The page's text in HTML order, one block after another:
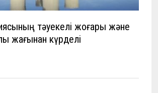
тәуекелі жоғары және
жағынан күрделі